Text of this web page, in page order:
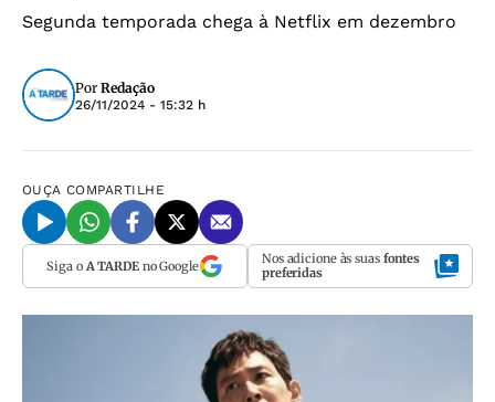
Segunda temporada chega à Netflix em dezembro
Por Redação
26/11/2024 - 15:32 h
OUÇA COMPARTILHE
Siga o A TARDEno Google Nos adicione às suas fontes
preferidas